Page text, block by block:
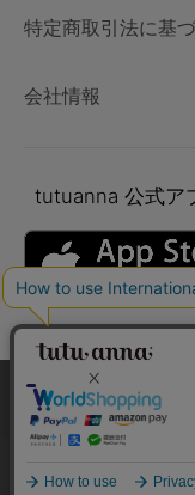
特定商取引法に基
会社情報
tutuanna 公式ア
本サイトでは、より
ています。詳細につい
い。